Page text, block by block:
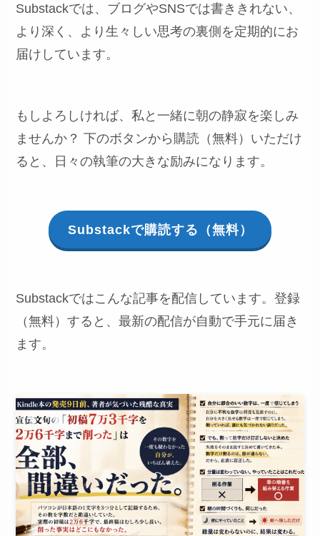
Substackでは、ブログやSNSでは書ききれない、
より深く、より生々しい思考の裏側を定期的にお
届けしています。
もしよろしければ、私と一緒に朝の静寂を楽しみ
ませんか？ 下のボタンから購読（無料）いただけ
ると、日々の執筆の大きな励みになります。
Substackで購読する（無料）
Substackではこんな記事を配信しています。登録
（無料）すると、最新の配信が自動で手元に届き
ます。